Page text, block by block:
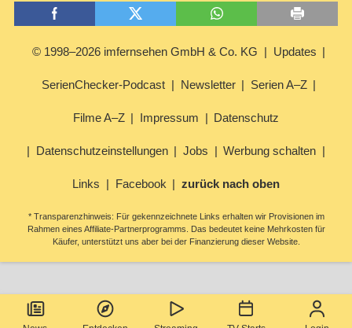
© 1998–2026 imfernsehen GmbH & Co. KG Updates
SerienChecker-Podcast Newsletter Serien A–Z
Filme A–Z Impressum Datenschutz
Datenschutzeinstellungen Jobs Werbung schalten
Links Facebook zurück nach oben
* Transparenzhinweis: Für gekennzeichnete Links erhalten wir Provisionen im
Rahmen eines Affiliate-Partnerprogramms. Das bedeutet keine Mehrkosten für
Käufer, unterstützt uns aber bei der Finanzierung dieser Website.